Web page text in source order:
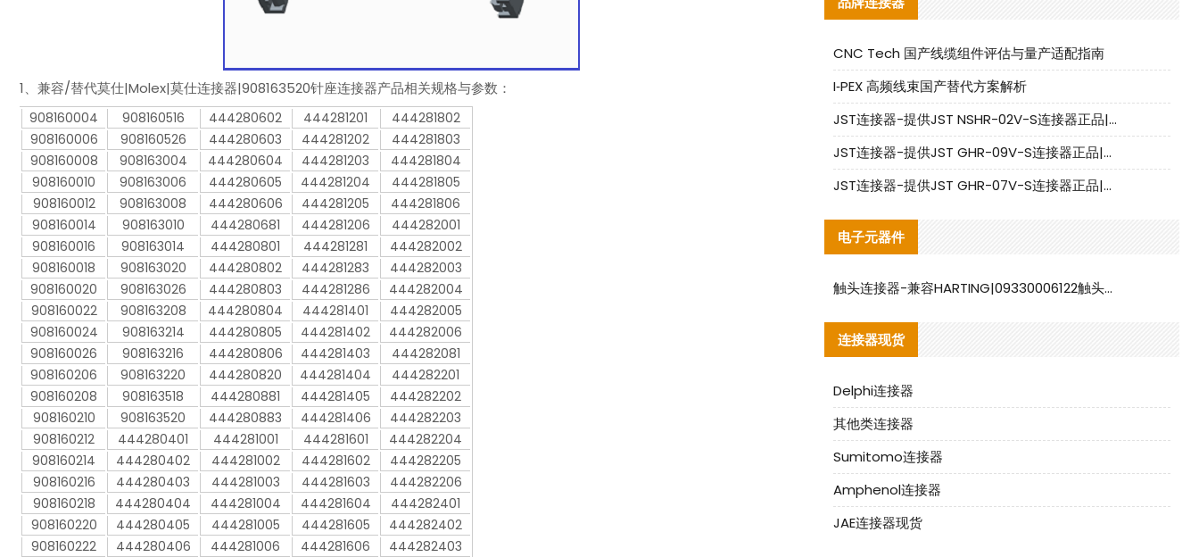
1、兼容/替代莫仕|Molex|莫仕连接器|908163520针座连接器产品相关规格与参数：
908160004 908160516 444280602 444281201
444281802
908160006
908160526 444280603 444281202
444281803
908160008
908163004 444280604 444281203
444281804
908160010
908163006 444280605 444281204
444281805
908160012
908163008 444280606 444281205
444281806
908160014
908163010 444280681 444281206
444282001
908160016
908163014 444280801 444281281
444282002
908160018
908163020 444280802 444281283
444282003
908160020
908163026 444280803 444281286
444282004
908160022
908163208 444280804 444281401
444282005
908160024
908163214 444280805 444281402
444282006
908160026
908163216 444280806 444281403
444282081
908160206
908163220 444280820 444281404
444282201
908160208
908163518 444280881 444281405
444282202
908160210
908163520 444280883 444281406
444282203
908160212
444280401 444281001 444281601
444282204
908160214
444280402 444281002 444281602
444282205
908160216
444280403 444281003 444281603
444282206
908160218
444280404 444281004 444281604
444282401
908160220
444280405 444281005 444281605
444282402
908160222
444280406 444281006 444281606
444282403
CNC Tech 国产线缆组件评估与量产适配指南
I‑PEX 高频线束国产替代方案解析
JST连接器-提供JST NSHR-02V-S连接器正品|替代品
JST连接器-提供JST GHR-09V-S连接器正品|替代品
JST连接器-提供JST GHR-07V-S连接器正品|替代品
电子元器件
触头连接器-兼容HARTING|09330006122触头连接器替代品说明
连接器现货
Delphi连接器
其他类连接器
Sumitomo连接器
Amphenol连接器
JAE连接器现货